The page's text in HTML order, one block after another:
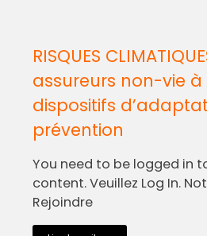
RISQUES
assureurs non-vie
dispositifs
prévention
You need to be logged in
content. Veuillez Log In.
Rejoindre